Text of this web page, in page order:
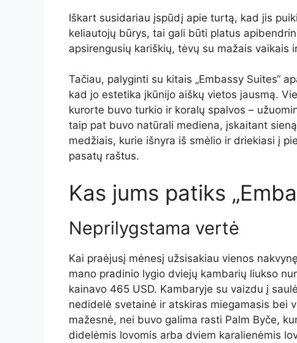
Iškart susidariau įspūdį apie turtą, kad jis
keliautojų būrys, tai gali būti platus
apsirengusių kariškių, tėvų su mažais vaikais
Tačiau, palyginti su kitais „Embassy Suites“
kad jo estetika įkūnijo aiškų vietos jausmą.
kurorte buvo turkio ir koralų spalvos –
taip pat buvo natūrali mediena, įskaitant
medžiais, kurie išnyra iš smėlio ir driekiasi į
pasatų raštus.
Kas jums patiks
Neprilygstama vertė
Kai praėjusį mėnesį užsisakiau vienos
mano pradinio lygio dviejų kambarių liukso
kainavo 465 USD. Kambaryje su vaizdu į
nedidelė svetainė ir atskiras miegamasis bei
mažesnė, nei buvo galima rasti Palm Byče,
didelėmis lovomis arba dviem karalienėmis